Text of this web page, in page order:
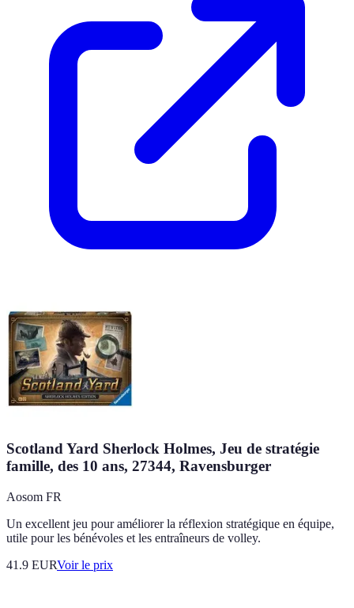
Scotland Yard Sherlock Holmes, Jeu de stratégie
famille, des 10 ans, 27344, Ravensburger
Aosom FR
Un excellent jeu pour améliorer la réflexion stratégique en équipe,
utile pour les bénévoles et les entraîneurs de volley.
41.9 EURVoir le prix